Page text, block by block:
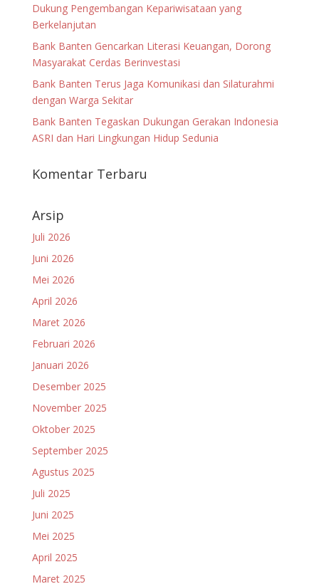
Dukung Pengembangan Kepariwisataan yang
Berkelanjutan
Bank Banten Gencarkan Literasi Keuangan, Dorong
Masyarakat Cerdas Berinvestasi
Bank Banten Terus Jaga Komunikasi dan Silaturahmi
dengan Warga Sekitar
Bank Banten Tegaskan Dukungan Gerakan Indonesia
ASRI dan Hari Lingkungan Hidup Sedunia
Komentar Terbaru
Arsip
Juli 2026
Juni 2026
Mei 2026
April 2026
Maret 2026
Februari 2026
Januari 2026
Desember 2025
November 2025
Oktober 2025
September 2025
Agustus 2025
Juli 2025
Juni 2025
Mei 2025
April 2025
Maret 2025